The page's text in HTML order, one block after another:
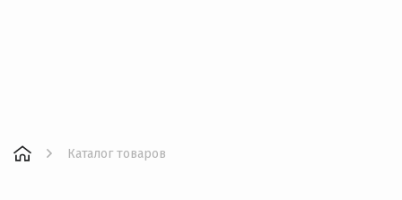
Каталог товаров